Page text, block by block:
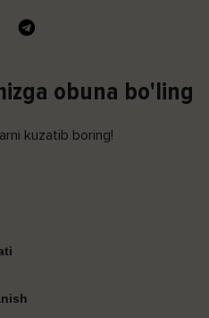
obuna bo'ling
kuzatib boring!